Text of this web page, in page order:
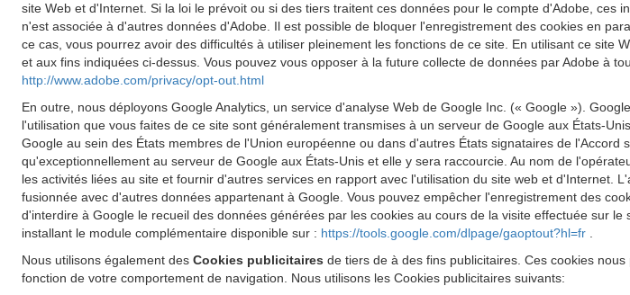
site Web et d'Internet. Si la loi le prévoit ou si des tiers traitent ces données pour le compte d'Adobe,
n'est associée à d'autres données d'Adobe. Il est possible de bloquer l'enregistrement des cookies en
ce cas, vous pourrez avoir des difficultés à utiliser pleinement les fonctions de ce site. En utilisant ce
et aux fins indiquées ci-dessus. Vous pouvez vous opposer à la future collecte de données par Adobe à
http://www.adobe.com/privacy/opt-out.html
En outre, nous déployons Google Analytics, un service d'analyse Web de Google Inc. (« Google »).
l'utilisation que vous faites de ce site sont généralement transmises à un serveur de Google aux États-
Google au sein des États membres de l'Union européenne ou dans d'autres États signataires de
qu'exceptionnellement au serveur de Google aux États-Unis et elle y sera raccourcie. Au nom de
les activités liées au site et fournir d'autres services en rapport avec l'utilisation du site web et d'Internet.
fusionnée avec d'autres données appartenant à Google. Vous pouvez empêcher l'enregistrement des
d'interdire à Google le recueil des données générées par les cookies au cours de la visite effectuée sur
installant le module complémentaire disponible sur : https://tools.google.com/dlpage/gaoptout?hl=fr
Nous utilisons également des Cookies publicitaires de tiers de à des fins publicitaires. Ces cookies
fonction de votre comportement de navigation. Nous utilisons les Cookies publicitaires suivants: